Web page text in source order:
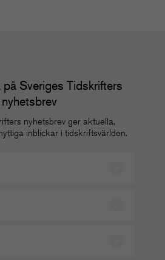
på Sveriges Tidskrifters
nyhetsbrev
nyhetsbrev ger aktuella,
inblickar i tidskriftsvärlden.